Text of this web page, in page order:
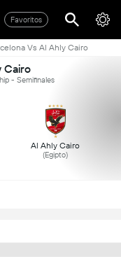
Favoritos
Vs Al Ahly Cairo
Cairo
- Semifinales
Al Ahly Cairo
(Egipto)